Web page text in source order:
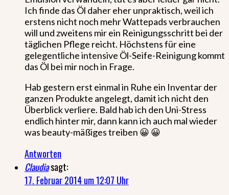
Ich finde das Öl daher eher unpraktisch, weil ich
erstens nicht noch mehr Wattepads verbrauchen
will und zweitens mir ein Reinigungsschritt bei der
täglichen Pflege reicht. Höchstens für eine
gelegentliche intensive Öl-Seife-Reinigung kommt
das Öl bei mir noch in Frage.
Hab gestern erst einmal in Ruhe ein Inventar der
ganzen Produkte angelegt, damit ich nicht den
Überblick verliere. Bald hab ich den Uni-Stress
endlich hinter mir, dann kann ich auch mal wieder
was beauty-mäßiges treiben 😀 😀
Antworten
Claudiasagt:
17. Februar 2014 um 12:07 Uhr